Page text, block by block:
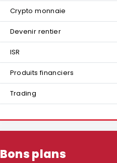
Crypto monnaie
Devenir rentier
ISR
Produits financiers
Trading
Bons plans